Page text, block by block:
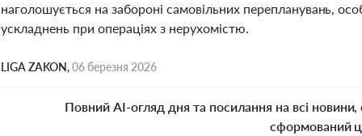
наголошується на забороні самовільних перепланувань,
ускладнень при операціях з нерухомістю.
LIGA ZAKON,06 березня 2026
Повний AI-огляд дня та посилання на всі новини,
сформований